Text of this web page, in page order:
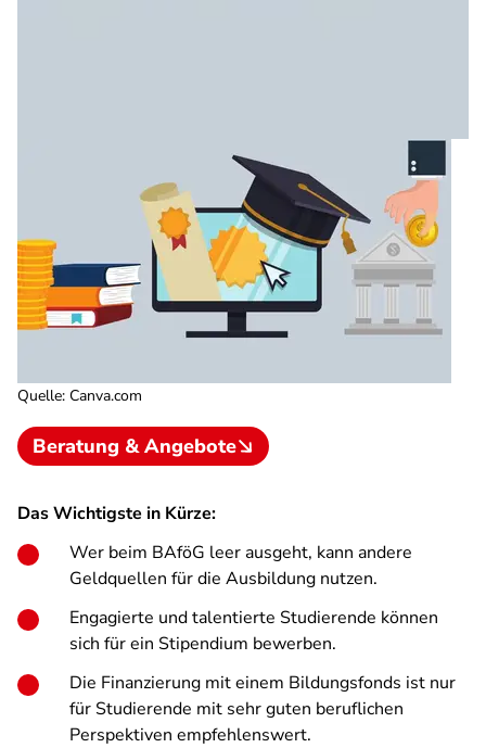
Quelle: Canva.com
Beratung & Angebote
Das Wichtigste in Kürze:
Wer beim BAföG leer ausgeht, kann andere
Geldquellen für die Ausbildung nutzen.
Engagierte und talentierte Studierende können
sich für ein Stipendium bewerben.
Die Finanzierung mit einem Bildungsfonds ist nur
für Studierende mit sehr guten beruflichen
Perspektiven empfehlenswert.